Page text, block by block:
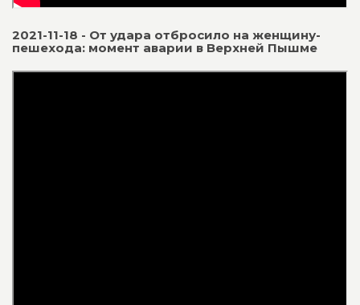
2021-11-18 - От удара отбросило на женщину-
пешехода: момент аварии в Верхней Пышме